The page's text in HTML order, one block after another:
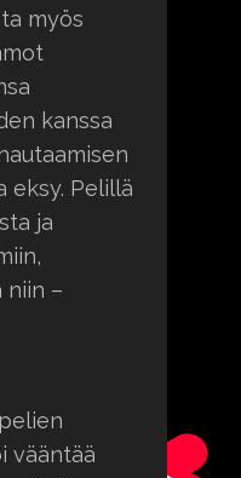
myös
kanssa
eksy. Pelillä
ja
niin –
vääntää